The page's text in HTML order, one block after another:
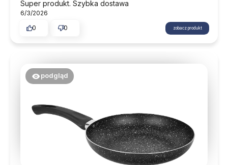
Super produkt. Szybka dostawa
6/3/2026
0
0 zobacz produkt
podgląd